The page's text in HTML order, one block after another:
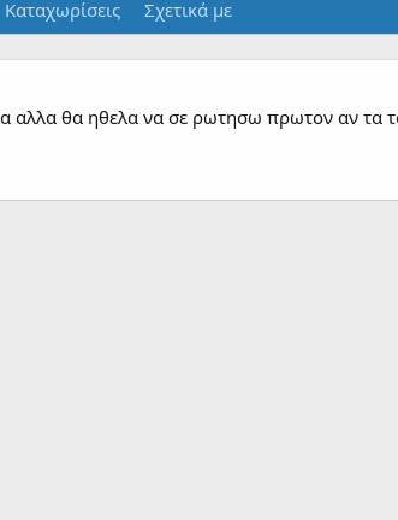
Καταχωρίσεις Σχετικά με
θα ηθελα να σε ρωτησω πρωτον αν τα